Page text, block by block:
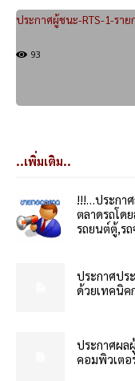
ประกาศผู้ชนะ-RTS-1-ราย
93
..เพิ่มเติม..
!!!…ประกา
ตลาดรถโด
รถยนต์ตู้,รถ
ประกาศปร
ด้วยเทคนิค
ประกาศผล
คอมพิวเตอ